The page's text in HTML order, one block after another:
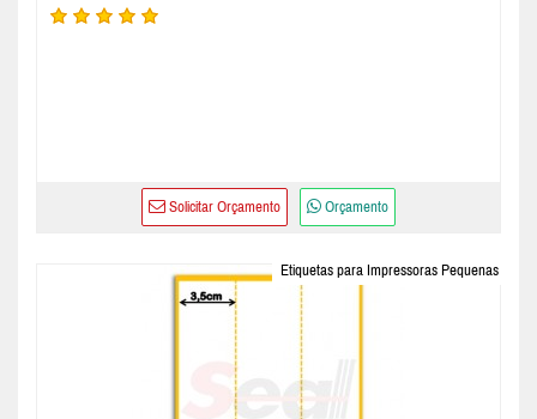
Solicitar Orçamento Orçamento
Etiquetas para Impressoras Pequenas